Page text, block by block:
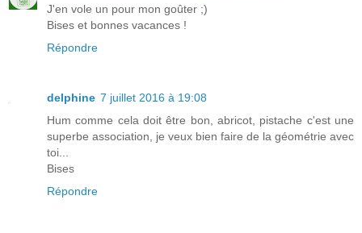
J'en vole un pour mon goûter ;)
Bises et bonnes vacances !
Répondre
delphine 7 juillet 2016 à 19:08
Hum comme cela doit être bon, abricot, pistache c'est une
superbe association, je veux bien faire de la géométrie avec
toi...
Bises
Répondre